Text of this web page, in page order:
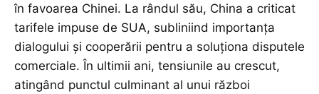
în favoarea Chinei. La rândul său, China a criticat
tarifele impuse de SUA, subliniind importanța
dialogului și cooperării pentru a soluționa disputele
comerciale. În ultimii ani, tensiunile au crescut,
atingând punctul culminant al unui război